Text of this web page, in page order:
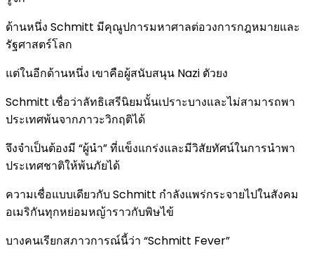
ด้านหนึ่ง Schmitt มีคุณูปการมหาศาลต่อวงการกฎหมายและ
รัฐศาสตร์โลก
แต่ในอีกด้านหนึ่ง เขาคือผู้สนับสนุน Nazi ตัวยง
Schmitt เชื่อว่าลัทธิเสรีนิยมนั้นเปราะบางและไม่สามารถพา
ประเทศพ้นจากภาวะวิกฤติได้
จึงจำเป็นต้องมี “ผู้นำ” ที่แข็งแกร่งและมีวิสัยทัศน์ในการนำพา
ประเทศชาติให้พ้นภัยได้
ความเชื่อแบบเดียวกับ Schmitt กำลังแพร่กระจายไปในสังคม
อเมริกันทุกหย่อมหญ้าราวกับพิษไข้
บางคนเรียกสภาวการณ์นี้ว่า “Schmitt Fever”